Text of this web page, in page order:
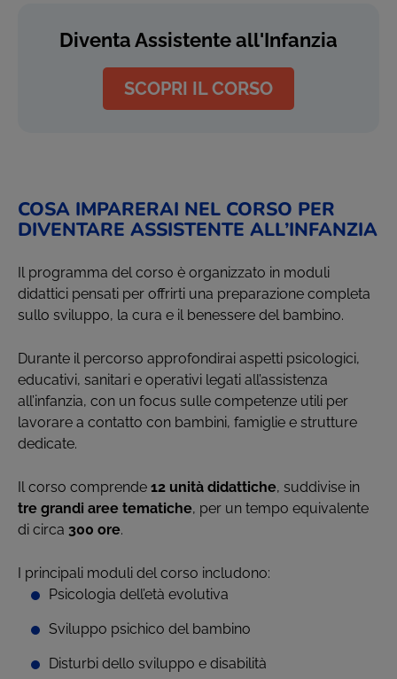
Diventa Assistente all'Infanzia
SCOPRI IL CORSO
COSA IMPARERAI NEL CORSO PER
DIVENTARE ASSISTENTE ALL’INFANZIA
Il programma del corso è organizzato in moduli
didattici pensati per offrirti una preparazione completa
sullo sviluppo, la cura e il benessere del bambino.
Durante il percorso approfondirai aspetti psicologici,
educativi, sanitari e operativi legati all’assistenza
all’infanzia, con un focus sulle competenze utili per
lavorare a contatto con bambini, famiglie e strutture
dedicate.
Il corso comprende 12 unità didattiche, suddivise in
tre grandi aree tematiche, per un tempo equivalente
di circa 300 ore.
I principali moduli del corso includono:
Psicologia dell’età evolutiva
Sviluppo psichico del bambino
Disturbi dello sviluppo e disabilità